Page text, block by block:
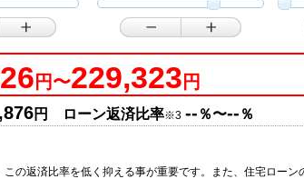
円〜229,323 円
円 ローン返済比率※3 -- ％〜-- ％
返済比率を低く抑える事が重要です。また、住宅ローン